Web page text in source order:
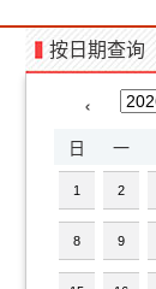
按日期查询
‹
日 一
1 2
8 9